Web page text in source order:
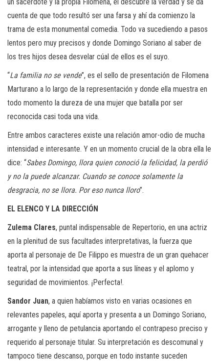
cuenta de que todo resultó ser una farsa y ahí da comienzo la
trama de esta monumental comedia. Todo va sucediendo a pasos
lentos pero muy precisos y donde Domingo Soriano al saber de
los tres hijos desea desvelar cúal de ellos es el suyo.
“La familia no se vende”, es el sello de presentación de Filomena
Marturano a lo largo de la representación y donde ella muestra en
todo momento la dureza de una mujer que batalla por ser
reconocida casi toda una vida.
Entre ambos caracteres existe una relación amor-odio de mucha
intensidad e interesante. Y en un momento crucial de la obra ella le
dice: “Sabes Domingo, llora quien conoció la felicidad, la perdió
y no la puede alcanzar. Cuando se conoce solamente la
desgracia, no se llora. Por eso nunca lloro”.
EL ELENCO Y LA DIRECCIÓN
Zulema Clares, puntal indispensable de Repertorio, en una actriz
en la plenitud de sus facultades interpretativas, la fuerza que
aporta al personaje de De Filippo es muestra de un gran quehacer
teatral, por la intensidad que aporta a sus líneas y el aplomo y
seguridad de movimientos. ¡Perfecta!.
Sandor Juan, a quien habíamos visto en varias ocasiones en
relevantes papeles, aquí aporta y presenta a un Domingo Soriano,
arrogante y lleno de petulancia aportando el contrapeso preciso y
requerido al personaje titular. Su interpretación es descomunal y
tampoco tiene descanso, porque en todo instante suceden